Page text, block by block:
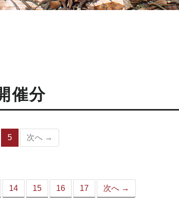
催分
5
（こ
ジ）
次へ →
14 15 16 17 次へ →